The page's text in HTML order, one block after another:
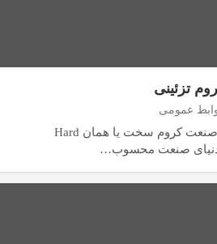
تزئینی
عمومی
کروم سخت: غول خاموش صنعت کروم سخت یا همان Hard